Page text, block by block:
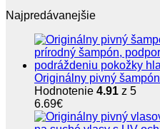
Najpredávanejšie
Originálny pivný
Hodnotenie 4.91 z 5
6.69€